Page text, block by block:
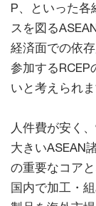
P、といった各
スを図る
経済面での依
参加するRCEP
いと考えられま
人件費が安く
大きいASEAN
の重要なコア
国内で加工・